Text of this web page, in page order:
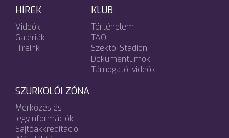
HÍREK
Videók
Galériák
Híreink
KLUB
Történelem
TAO
Széktói Stadion
Dokumentumok
Támogatói videók
SZURKOLÓI ZÓNA
Mérkőzés és
jegyinformációk
Sajtóakkreditáció